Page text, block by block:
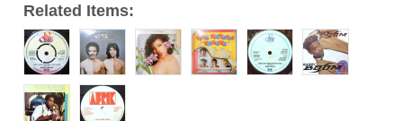
Related Items: